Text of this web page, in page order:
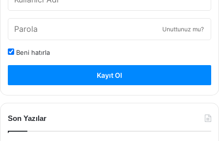
Unuttunuz mu?
Beni hatırla
Kayıt Ol
Son Yazılar